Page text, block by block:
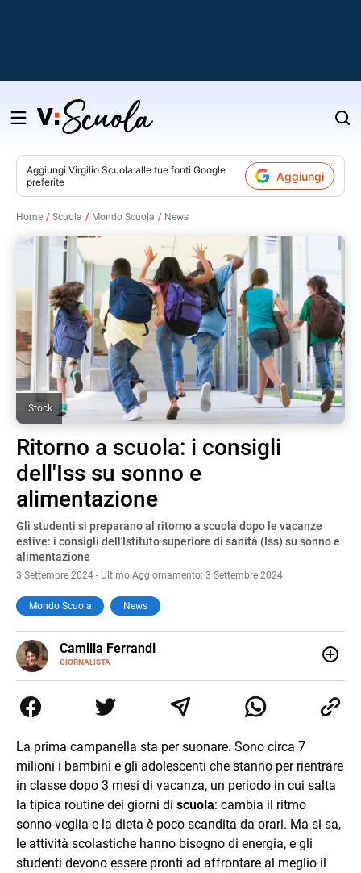
Salta
contenuto
Aggiungi Virgilio Scuola alle tue fonti Google
preferite
Aggiungi
Home Scuola Mondo Scuola News
iStock
Ritorno a scuola: i consigli
dell'Iss su sonno e
alimentazione
Gli studenti si preparano al ritorno a scuola dopo le vacanze
estive: i consigli dell'Istituto superiore di sanità (Iss) su sonno e
alimentazione
3 Settembre 2024 - Ultimo Aggiornamento: 3 Settembre 2024
Mondo Scuola News
Camilla Ferrandi
GIORNALISTA
E-
MAIL
LINKEDIN
di trasformare la passione per la scrittura in un lavoro, e
da lì non mi sono più fermata. L’attualità è il mio pane
mente.
La prima campanella sta per suonare. Sono circa 7
milioni i bambini e gli adolescenti che stanno per rientrare
in classe dopo 3 mesi di vacanza, un periodo in cui salta
la tipica routine dei giorni di scuola: cambia il ritmo
sonno-veglia e la dieta è poco scandita da orari. Ma si sa,
le attività scolastiche hanno bisogno di energia, e gli
studenti devono essere pronti ad affrontare al meglio il